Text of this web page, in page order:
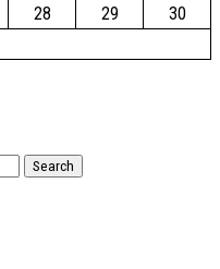
28 29
30
Search